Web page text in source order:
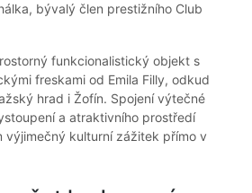
bývalý člen prestižního Club
funkcionalistický objekt s
freskami od Emila Filly, odkud
hrad i Žofín. Spojení výtečné
a atraktivního prostředí
výjimečný kulturní zážitek přímo v